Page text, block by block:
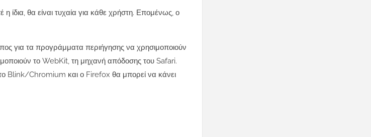
ίδια, θα είναι τυχαία για κάθε χρήστη. Επομένως, ο
για τα προγράμματα περιήγησης να χρησιμοποιούν
το WebKit, τη μηχανή απόδοσης του Safari.
Blink/Chromium και ο Firefox θα μπορεί να κάνει